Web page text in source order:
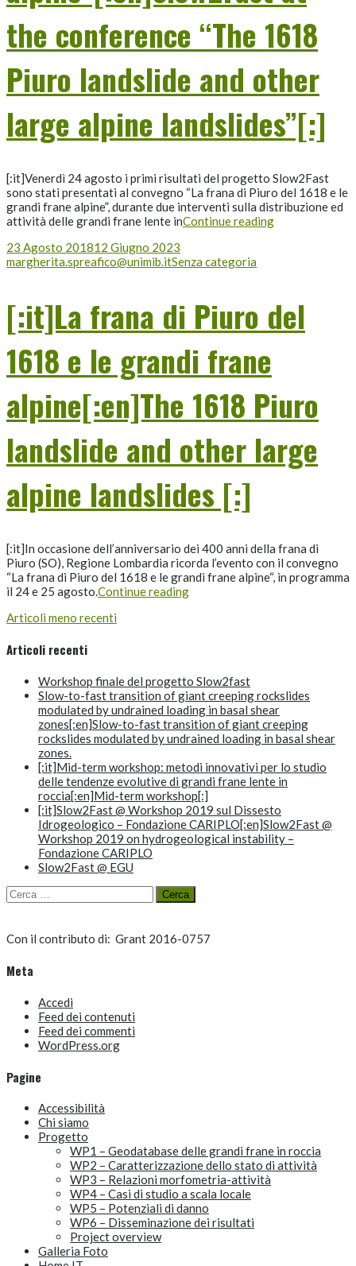
the conference “The 1618
Piuro landslide and other
large alpine landslides”[:]
[:it]Venerdì 24 agosto i primi risultati del progetto Slow2Fast
sono stati presentati al convegno “La frana di Piuro del 1618 e le
grandi frane alpine”, durante due interventi sulla distribuzione ed
attività delle grandi frane lente inContinue reading
23 Agosto 201812 Giugno 2023
margherita.spreafico@unimib.itSenza categoria
[:it]La frana di Piuro del
1618 e le grandi frane
alpine[:en]The 1618 Piuro
landslide and other large
alpine landslides [:]
[:it]In occasione dell’anniversario dei 400 anni della frana di
Piuro (SO), Regione Lombardia ricorda l’evento con il convegno
“La frana di Piuro del 1618 e le grandi frane alpine“, in programma
il 24 e 25 agosto.Continue reading
Navigazione
articoli
Articoli meno recenti
Articoli recenti
Workshop finale del progetto Slow2fast
Slow-to-fast transition of giant creeping rockslides
modulated by undrained loading in basal shear
zones[:en]Slow-to-fast transition of giant creeping
rockslides modulated by undrained loading in basal shear
zones.
[:it]Mid-term workshop: metodi innovativi per lo studio
delle tendenze evolutive di grandi frane lente in
roccia[:en]Mid-term workshop[:]
[:it]Slow2Fast @ Workshop 2019 sul Dissesto
Idrogeologico – Fondazione CARIPLO[:en]Slow2Fast @
Workshop 2019 on hydrogeological instability –
Fondazione CARIPLO
Slow2Fast @ EGU
Ricerca
per:
Con il contributo di: Grant 2016-0757
Meta
Accedi
Feed dei contenuti
Feed dei commenti
WordPress.org
Pagine
Accessibilità
Chi siamo
Progetto
WP1 – Geodatabase delle grandi frane in roccia
WP2 – Caratterizzazione dello stato di attività
WP3 – Relazioni morfometria-attività
WP4 – Casi di studio a scala locale
WP5 – Potenziali di danno
WP6 – Disseminazione dei risultati
Project overview
Galleria Foto